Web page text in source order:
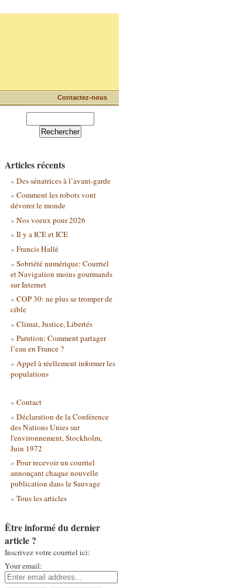
Contactez-nous
Articles récents
Des sénatrices à l’avant-garde
Comment les robots vont
dévorer le monde
Nos voeux pour 2026
Il y a ICE et ICE
Francis Hallé
Sobriété numérique: Courriel
et Navigation moins gourmands
sur Internet
COP 30: ne plus se tromper de
cible
Climat, Justice, Libertés
Parution: Comment partager
l’eau en France ?
Appel à réellement informer les
populations
Contact
Déclaration de la Conférence
des Nations Unies sur
l'environnement, Stockholm,
Juin 1972
Pour recevoir un courriel
annonçant chaque nouvelle
publication dans le Sauvage
Tous les articles
Être informé du dernier
article ?
Inscrivez votre courriel ici:
Your email: